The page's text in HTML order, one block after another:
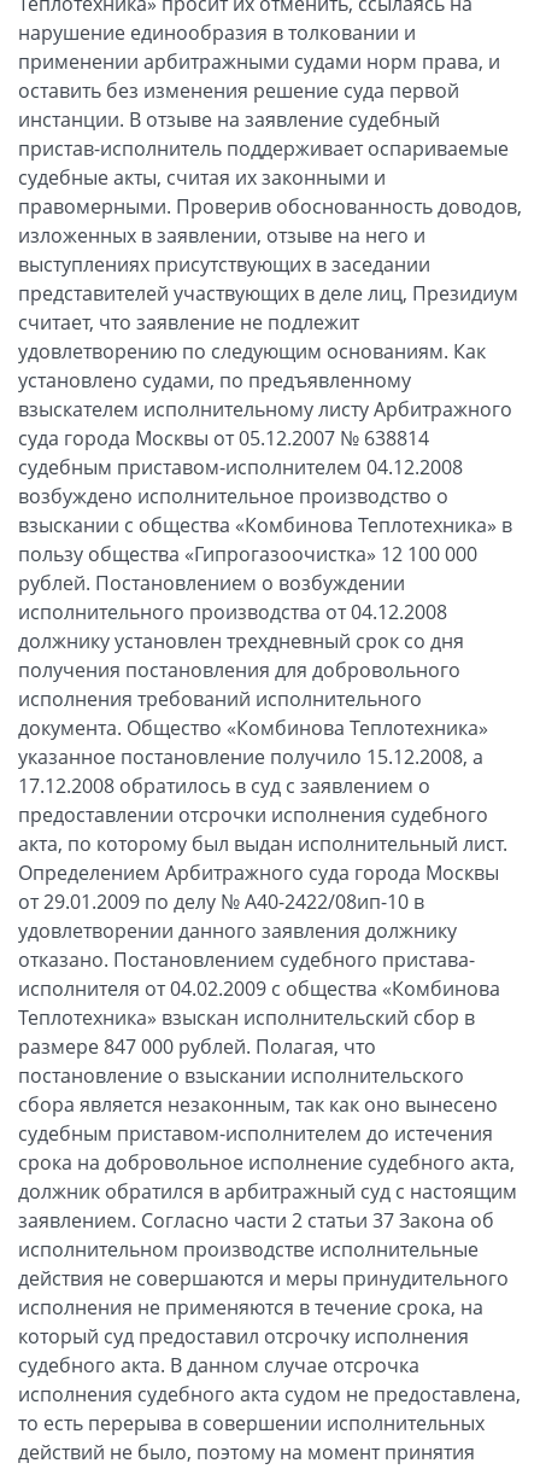
нарушение единообразия в толковании и
применении арбитражными судами норм права, и
оставить без изменения решение суда первой
инстанции. В отзыве на заявление судебный
пристав-исполнитель поддерживает оспариваемые
судебные акты, считая их законными и
правомерными. Проверив обоснованность доводов,
изложенных в заявлении, отзыве на него и
выступлениях присутствующих в заседании
представителей участвующих в деле лиц, Президиум
считает, что заявление не подлежит
удовлетворению по следующим основаниям. Как
установлено судами, по предъявленному
взыскателем исполнительному листу Арбитражного
суда города Москвы от 05.12.2007 № 638814
судебным приставом-исполнителем 04.12.2008
возбуждено исполнительное производство о
взыскании с общества «Комбинова Теплотехника» в
пользу общества «Гипрогазоочистка» 12 100 000
рублей. Постановлением о возбуждении
исполнительного производства от 04.12.2008
должнику установлен трехдневный срок со дня
получения постановления для добровольного
исполнения требований исполнительного
документа. Общество «Комбинова Теплотехника»
указанное постановление получило 15.12.2008, а
17.12.2008 обратилось в суд с заявлением о
предоставлении отсрочки исполнения судебного
акта, по которому был выдан исполнительный лист.
Определением Арбитражного суда города Москвы
от 29.01.2009 по делу № А40-2422/08ип-10 в
удовлетворении данного заявления должнику
отказано. Постановлением судебного пристава-
исполнителя от 04.02.2009 с общества «Комбинова
Теплотехника» взыскан исполнительский сбор в
размере 847 000 рублей. Полагая, что
постановление о взыскании исполнительского
сбора является незаконным, так как оно вынесено
судебным приставом-исполнителем до истечения
срока на добровольное исполнение судебного акта,
должник обратился в арбитражный суд с настоящим
заявлением. Согласно части 2 статьи 37 Закона об
исполнительном производстве исполнительные
действия не совершаются и меры принудительного
исполнения не применяются в течение срока, на
который суд предоставил отсрочку исполнения
судебного акта. В данном случае отсрочка
исполнения судебного акта судом не предоставлена,
то есть перерыва в совершении исполнительных
действий не было, поэтому на момент принятия